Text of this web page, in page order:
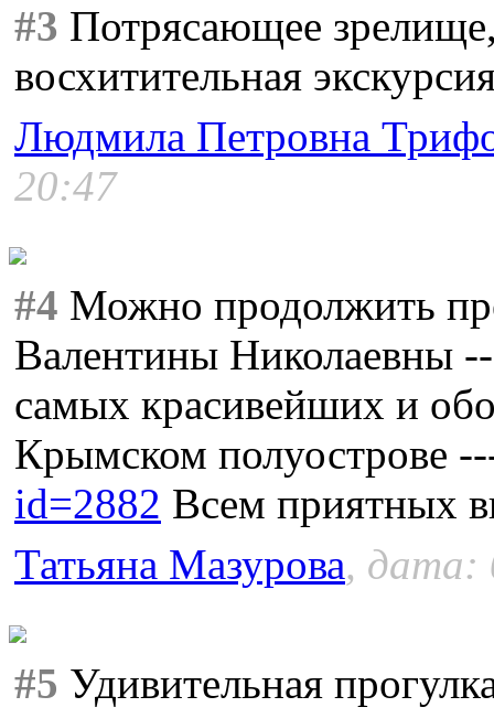
#3 Потрясающее
восхитительная
Людмила Петровна
20:47
#4 Можно продолжить
Валентины Николаевны
самых красивейших и
Крымском полуострове
id=2882 Всем приятных
Татьяна Мазурова, дата:
#5 Удивительная